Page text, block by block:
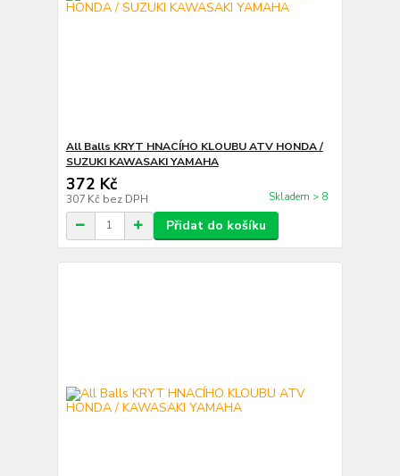
All Balls KRYT HNACÍHO KLOUBU ATV HONDA /
SUZUKI KAWASAKI YAMAHA
372 Kč
307 Kč bez DPH Skladem > 8
Přidat do košíku